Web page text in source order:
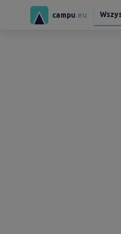
campu .eu